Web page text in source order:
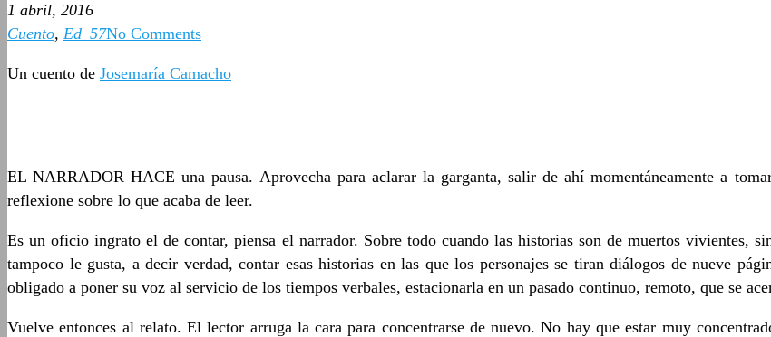
1 abril, 2016
Cuento, Ed_57No Comments
Un cuento de Josemaría Camacho
EL NARRADOR HACE una pausa. Aprovecha para aclarar la garganta, salir de ahí momentáneamente a
reflexione sobre lo que acaba de leer.
Es un oficio ingrato el de contar, piensa el narrador. Sobre todo cuando las historias son de muertos vivientes,
tampoco le gusta, a decir verdad, contar esas historias en las que los personajes se tiran diálogos de nueve
obligado a poner su voz al servicio de los tiempos verbales, estacionarla en un pasado continuo, remoto, que se
Vuelve entonces al relato. El lector arruga la cara para concentrarse de nuevo. No hay que estar muy